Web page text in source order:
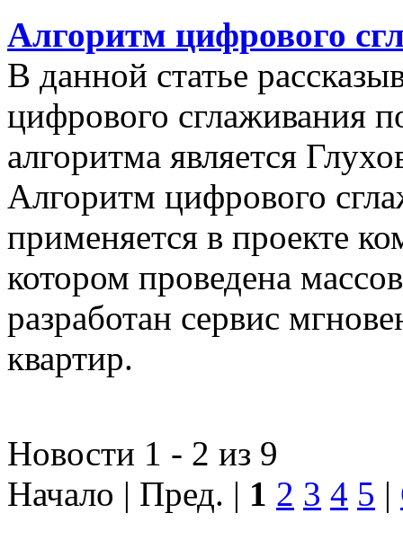
Алгоритм цифрового
В данной статье
цифрового сглаживания
алгоритма является
Алгоритм цифрового
применяется в проекте
котором проведена
разработан сервис
квартир.
Новости 1 - 2 из 9
Начало | Пред. | 1 2 3 4 5 |